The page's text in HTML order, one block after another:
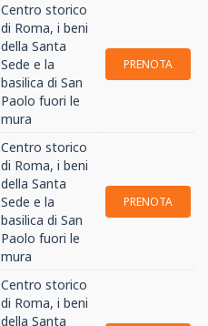
Centro storico
di Roma, i beni
della Santa
Sede e la
basilica di San
Paolo fuori le
mura
PRENOTA
Centro storico
di Roma, i beni
della Santa
Sede e la
basilica di San
Paolo fuori le
mura
PRENOTA
Centro storico
di Roma, i beni
della Santa